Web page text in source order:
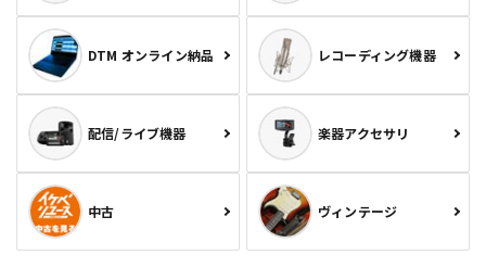
DTM オンライン納品 レコーディング機器
配信/ライブ機器 楽器アクセサリ
中古 ヴィンテージ